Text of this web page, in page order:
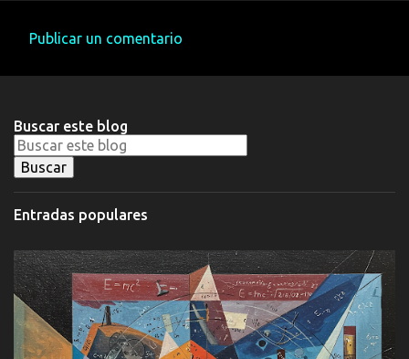
e
n
t
a
i
o
s
Publicar un comentario
Buscar este blog
Entradas populares